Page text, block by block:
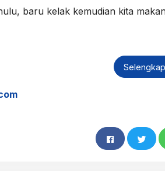
baru kelak kemudian kita